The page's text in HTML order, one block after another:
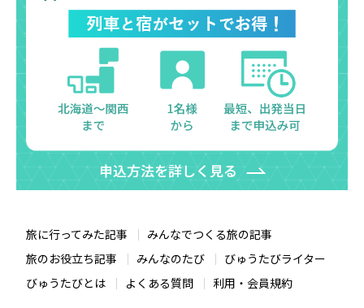
旅に行ってみた記事
みんなでつくる旅の記事
旅のお役立ち記事
みんなのたび
びゅうたびライター
びゅうたびとは
よくある質問 利用・会員規約